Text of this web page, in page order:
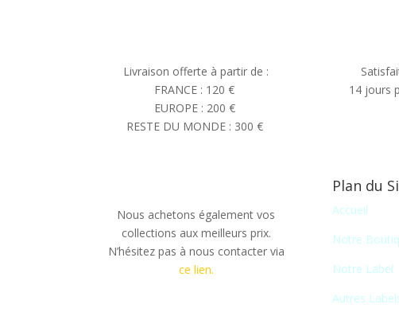
Livraison offerte à partir de :
FRANCE : 120 €
EUROPE : 200 €
RESTE DU MONDE : 300 €
14 jours
Nous achetons également vos
collections aux meilleurs prix.
N’hésitez pas à nous contacter via
ce lien.
Plan du
Accueil
Notre
Notre Label
Autres